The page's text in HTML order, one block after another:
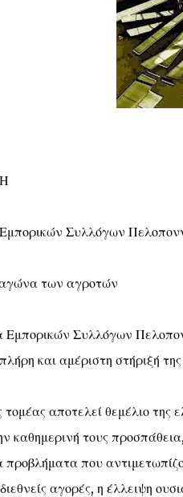
Συλλόγων
των αγροτών
Συλλόγων
και αμέριστη στήριξή
αποτελεί θεμέλιο της
καθημερινή τους
που
αγορές, η έλλειψη